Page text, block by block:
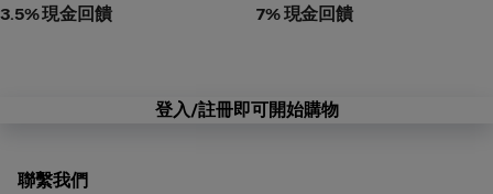
3.5% 現金回饋
7% 現金回饋
登入/註冊即可開始購物
聯繫我們